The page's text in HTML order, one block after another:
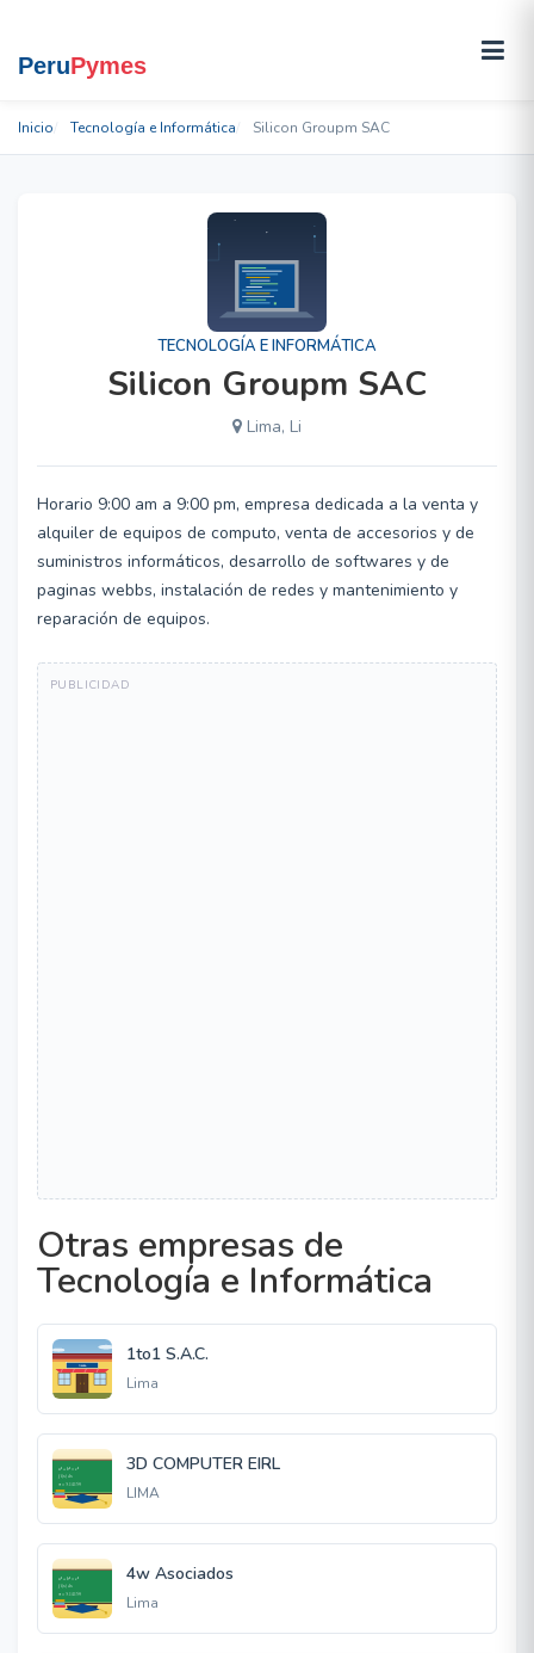
Inicio Tecnología e Informática Silicon Groupm SAC
TECNOLOGÍA E INFORMÁTICA
Silicon Groupm SAC
Lima, Li
Horario 9:00 am a 9:00 pm, empresa dedicada a la venta y
alquiler de equipos de computo, venta de accesorios y de
suministros informáticos, desarrollo de softwares y de
paginas webbs, instalación de redes y mantenimiento y
reparación de equipos.
Otras empresas de
Tecnología e Informática
1to1 S.A.C.
Lima
3D COMPUTER EIRL
LIMA
4w Asociados
Lima